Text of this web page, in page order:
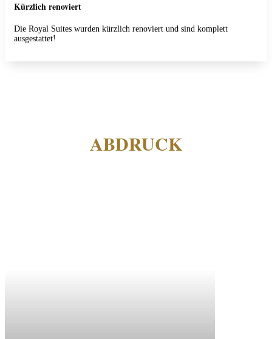
Kürzlich renoviert
Die Royal Suites wurden kürzlich renoviert und sind komplett
ausgestattet!
ABDRUCK